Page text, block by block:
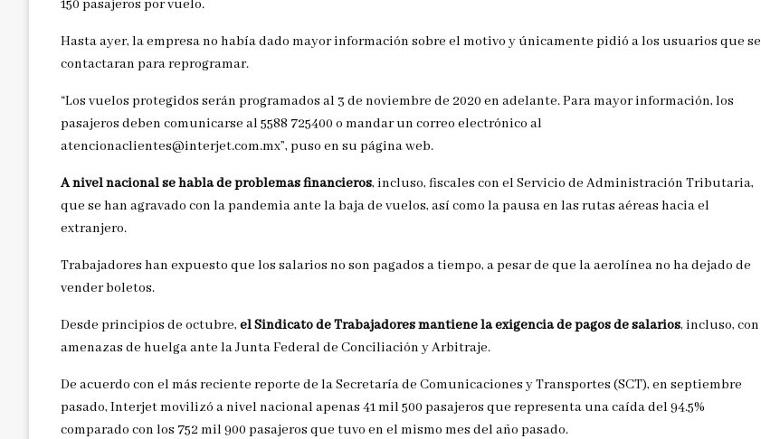
150 pasajeros por vuelo.
Hasta ayer, la empresa no había dado mayor información sobre el motivo y únicamente pidió a los usuarios que se
contactaran para reprogramar.
“Los vuelos protegidos serán programados al 3 de noviembre de 2020 en adelante. Para mayor información, los
pasajeros deben comunicarse al 5588 725400 o mandar un correo electrónico al
atencionaclientes@interjet.com.mx”, puso en su página web.
A nivel nacional se habla de problemas financieros, incluso, fiscales con el Servicio de Administración Tributaria,
que se han agravado con la pandemia ante la baja de vuelos, así como la pausa en las rutas aéreas hacia el
extranjero.
Trabajadores han expuesto que los salarios no son pagados a tiempo, a pesar de que la aerolínea no ha dejado de
vender boletos.
Desde principios de octubre, el Sindicato de Trabajadores mantiene la exigencia de pagos de salarios, incluso, con
amenazas de huelga ante la Junta Federal de Conciliación y Arbitraje.
De acuerdo con el más reciente reporte de la Secretaría de Comunicaciones y Transportes (SCT), en septiembre
pasado, Interjet movilizó a nivel nacional apenas 41 mil 500 pasajeros que representa una caída del 94.5%
comparado con los 752 mil 900 pasajeros que tuvo en el mismo mes del año pasado.